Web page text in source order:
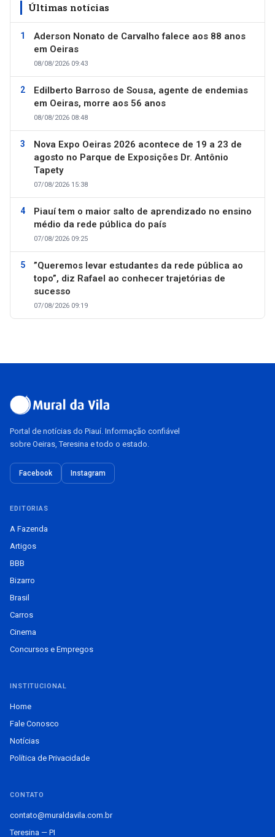
Últimas notícias
Aderson Nonato de Carvalho falece aos 88 anos
em Oeiras
08/08/2026 09:43
Edilberto Barroso de Sousa, agente de endemias
em Oeiras, morre aos 56 anos
08/08/2026 08:48
Nova Expo Oeiras 2026 acontece de 19 a 23 de
agosto no Parque de Exposições Dr. Antônio
Tapety
07/08/2026 15:38
Piauí tem o maior salto de aprendizado no ensino
médio da rede pública do país
07/08/2026 09:25
”Queremos levar estudantes da rede pública ao
topo”, diz Rafael ao conhecer trajetórias de
sucesso
07/08/2026 09:19
Portal de notícias do Piauí. Informação confiável
sobre Oeiras, Teresina e todo o estado.
Facebook Instagram
EDITORIAS
A Fazenda
Artigos
BBB
Bizarro
Brasil
Carros
Cinema
Concursos e Empregos
INSTITUCIONAL
Home
Fale Conosco
Notícias
Política de Privacidade
CONTATO
contato@muraldavila.com.br
Teresina — PI